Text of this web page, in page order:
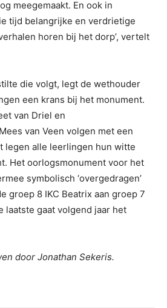
meegemaakt. En ook in
tijd belangrijke en verdrietige
horen bij het dorp’, vertelt
die volgt, legt de wethouder
een krans bij het monument.
van Driel en
van Veen volgen met een
legen alle leerlingen hun witte
Het oorlogsmonument voor het
symbolisch ‘overgedragen’
groep 8 IKC Beatrix aan groep 7
laatste gaat volgend jaar het
door Jonathan Sekeris.